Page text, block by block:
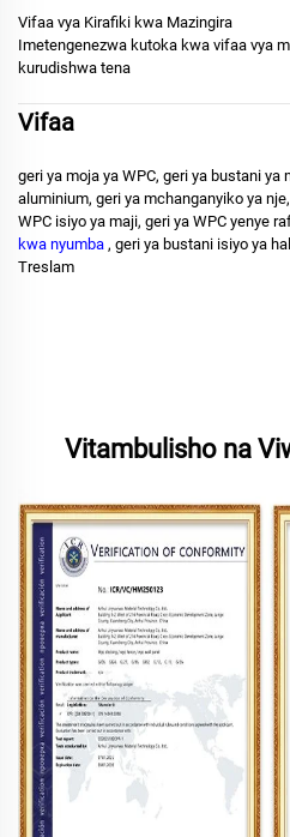
Vifaa vya Kirafiki kwa Mazingira
Imetengenezwa kutoka kwa vifaa vya
kurudishwa tena
Vifaa
geri ya moja ya WPC, geri ya bustani ya
aluminium, geri ya mchanganyiko ya
WPC isiyo ya maji, geri ya WPC yenye
kwa nyumba , geri ya bustani isiyo ya
Treslam
Vitambulisho na